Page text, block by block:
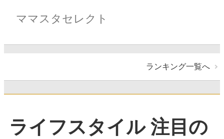
ママスタセレクト
ランキング一覧へ
ライフスタイル 注目の